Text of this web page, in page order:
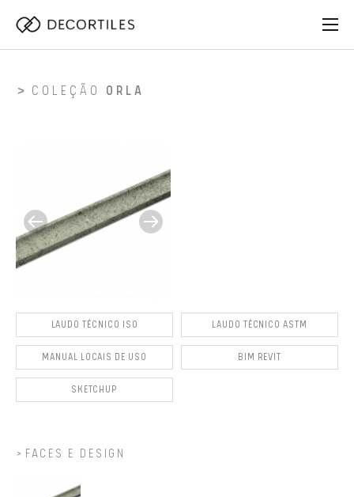
COLEÇÃO ORLA
LAUDO TÉCNICO ISO LAUDO TÉCNICO ASTM
MANUAL LOCAIS DE USO BIM REVIT
SKETCHUP
FACES E DESIGN